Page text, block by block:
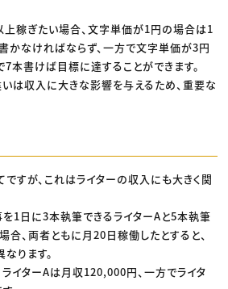
稼ぎたい場合、文字単価が1円の場合は1
なければならず、一方で文字単価が3円
本書けば目標に達することができます。
は収入に大きな影響を与えるため、重要な
すが、これはライターの収入にも大きく関
1日に3本執筆できるライターAと5本執筆
合、両者ともに月20日稼働したとすると、
ります。
イターAは月収120,000円、一方でライタ